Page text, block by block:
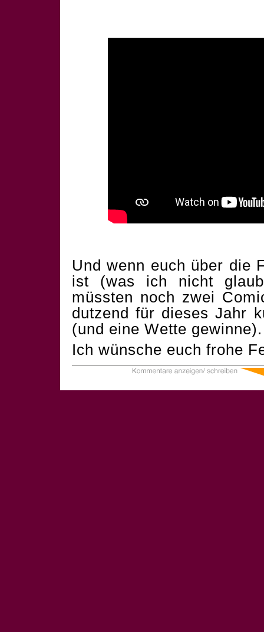
Und wenn euch über die
ist (was ich nicht
müssten noch zwei
dutzend für dieses Jahr
(und eine Wette
Ich wünsche euch frohe